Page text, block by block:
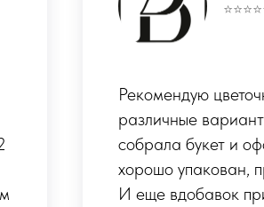
Покупала цветы
восторге! С
персонал, который
цветы были